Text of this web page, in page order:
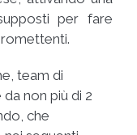
per fare
team di
non più di 2
che